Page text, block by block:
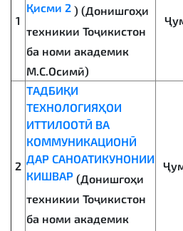
1
Қисми 2 ) (Донишгоҳи
техникии Тоҷикистон
ба номи академик
М.С.Осимӣ)
2
ТАДБИҚИ
ТЕХНОЛОГИЯҲОИ
ИТТИЛООТӢ ВА
КОММУНИКАЦИОНӢ
ДАР САНОАТИКУНОНИИ
КИШВАР (Донишгоҳи
техникии Тоҷикистон
ба номи академик